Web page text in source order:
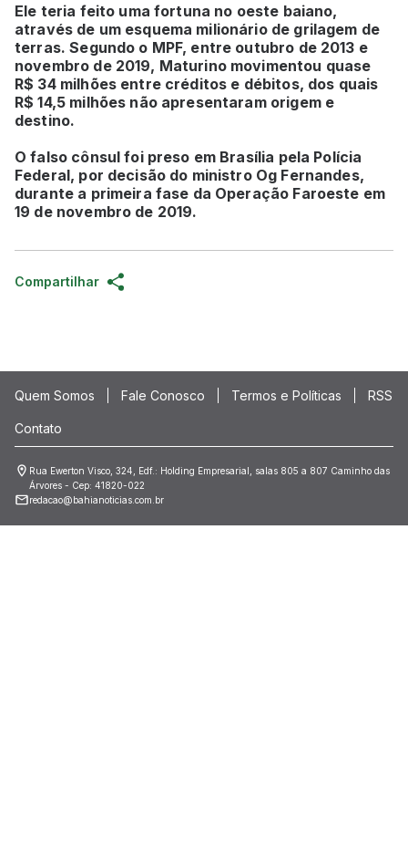
Ele teria feito uma fortuna no oeste baiano,
através de um esquema milionário de grilagem de
terras. Segundo o MPF, entre outubro de 2013 e
novembro de 2019, Maturino movimentou quase
R$ 34 milhões entre créditos e débitos, dos quais
R$ 14,5 milhões não apresentaram origem e
destino.
O falso cônsul foi preso em Brasília pela Polícia
Federal, por decisão do ministro Og Fernandes,
durante a primeira fase da Operação Faroeste em
19 de novembro de 2019.
Compartilhar
Quem Somos Fale Conosco Termos e Políticas RSS
Contato
Rua Ewerton Visco, 324, Edf.: Holding Empresarial, salas 805 a 807 Caminho das
Árvores - Cep: 41820-022
redacao@bahianoticias.com.br